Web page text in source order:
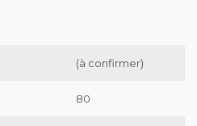
(à confirmer)
80